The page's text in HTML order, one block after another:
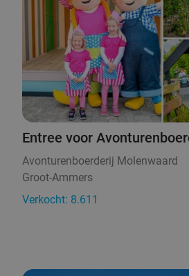
Entree voor
Avonturenboerderij Molenwaard
Groot-Ammers
Verkocht: 8.611